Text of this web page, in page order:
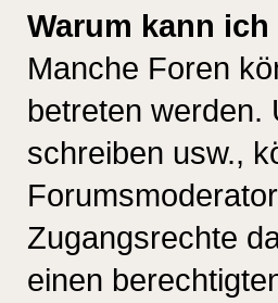
Warum kann
Manche Foren
betreten werden.
schreiben usw.,
Zugangsrechte
einen